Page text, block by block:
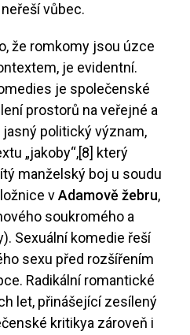
vůbec.
že romkomy jsou úzce
je evidentní.
je společenské
prostorů na veřejné a
politický význam,
„jakoby“,[8] který
manželský boj u soudu
vAdamově žebru,
soukromého a
Sexuální komedie řeší
sexu před rozšířením
Radikální romantické
let, přinášející zesílený
kritikya zároveň i